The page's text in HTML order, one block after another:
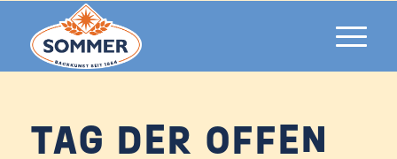
TAG DER OFFEN